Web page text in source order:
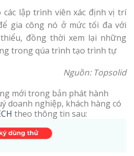
lập trình viên xác định vị trí
gia công nó ở mức tối đa với
đồng thời xem lại những
trong qúa trình tạo trình tự
Nguồn: Topsolid
mới trong bản phát hành
doanh nghiệp, khách hàng có
theo thông tin sau: